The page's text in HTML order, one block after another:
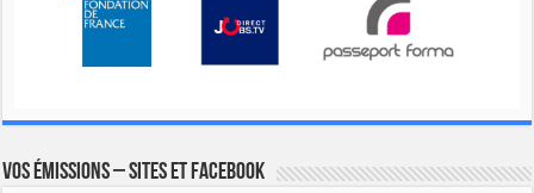
Vos émissions – Sites et Facebook